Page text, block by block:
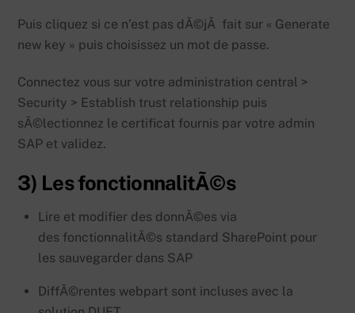
Puis cliquez si ce n’est pas dÃ©jÃ fait sur « Generate
new key » puis choisissez un mot de passe.
Connectez vous sur votre administration central >
Security > Establish trust relationship puis
sÃ©lectionnez le certificat fournis par votre admin
SAP et validez.
3) Les fonctionnalitÃ©s
Lire et modifier des donnÃ©es via
des fonctionnalitÃ©s standard SharePoint pour
les sauvegarder dans SAP
DiffÃ©rentes webpart sont incluses avec la